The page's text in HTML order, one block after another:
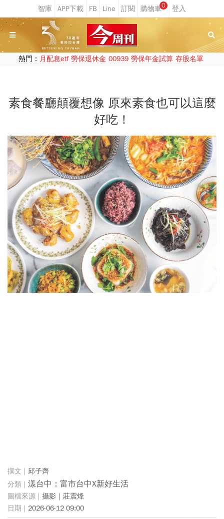
0
熱門： 月配息etf 勞保退休金 00939 勞保年金試算 存股名單
素食餐廳顛覆想像 原來素食也可以這麼
好吃！
邱子齊
漾台中：富市台中X新好生活
攝影｜莊震烽
2026-06-12 09:00